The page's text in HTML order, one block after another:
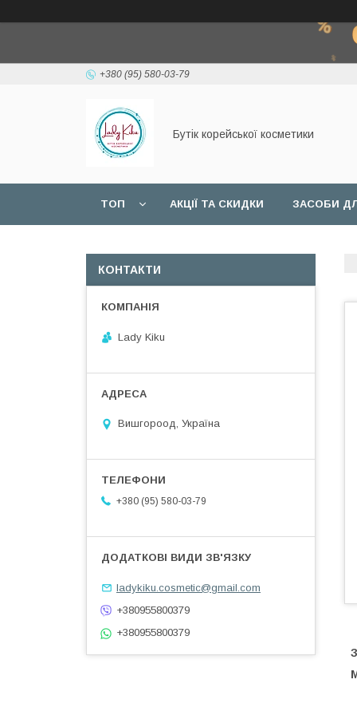
+380 (95) 580-03-79
Бутік корейської косметики
ТОП АКЦІЇ ТА СКИДКИ ЗАСОБИ
КОНТАКТИ
Lady Kiku
Вишгороод, Україна
+380 (95) 580-03-79
ladykiku.cosmetic@gmail.com
+380955800379
+380955800379